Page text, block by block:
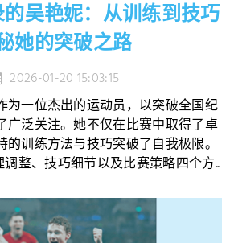
吴艳妮：从训练到技巧
她的突破之路
2026-01-20 15:03:15
为一位杰出的运动员，以突破全国纪
广泛关注。她不仅在比赛中取得了卓
训练方法与技巧突破了自我极限。
整、技巧细节以及比赛策略四个方...